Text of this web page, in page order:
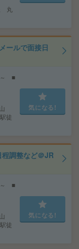
丸
ールで面接日
～ ■
徒
気になる!
程調整など＠JR
～ ■
徒
気になる!